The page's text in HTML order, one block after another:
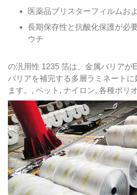
医薬品ブリスターフィルムお
長期保存性と抗酸化保護が必
ウチ
の汎用性 1235 箔は、金属バリアが
バリアを補完する多層ラミネートに
ます。, ペット, ナイロン, 各種ポリ